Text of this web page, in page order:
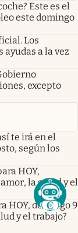
Este es el
este domingo
Los
ayudas a la vez
excepto
te irá en el
según los
HOY,
la salud y el
HOY, domingo 9
y el trabajo?
pestañapestaña
en nueva pestaña